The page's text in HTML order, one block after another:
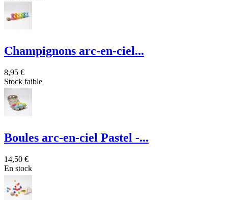
Champignons arc-en-ciel...
8,95 €
Stock faible
Boules arc-en-ciel Pastel -...
14,50 €
En stock